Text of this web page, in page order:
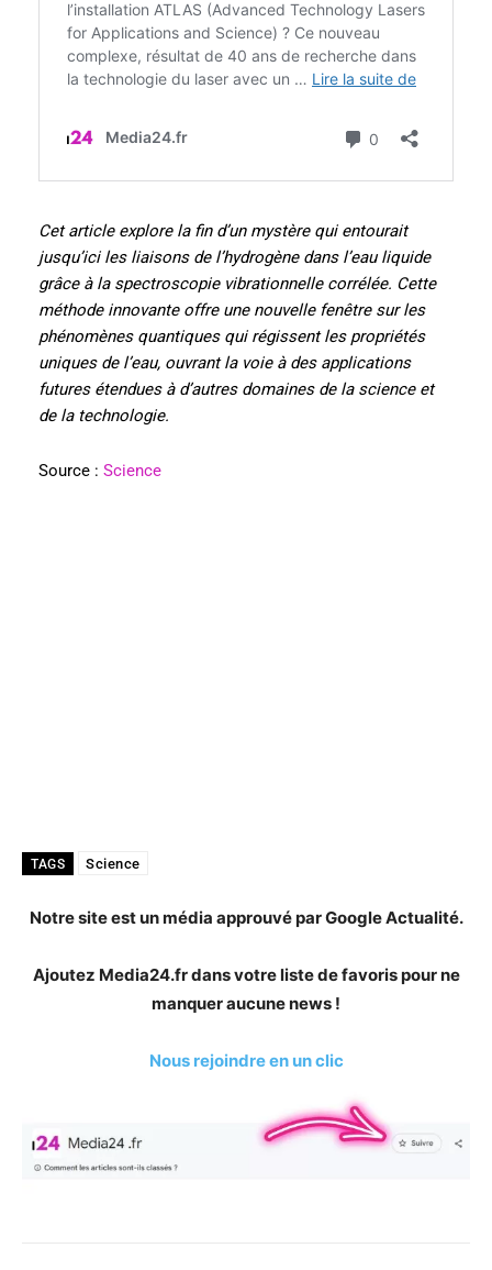
Cet article explore la fin d’un mystère qui entourait
jusqu’ici les liaisons de l’hydrogène dans l’eau liquide
grâce à la spectroscopie vibrationnelle corrélée. Cette
méthode innovante offre une nouvelle fenêtre sur les
phénomènes quantiques qui régissent les propriétés
uniques de l’eau, ouvrant la voie à des applications
futures étendues à d’autres domaines de la science et
de la technologie.
Source : Science
TAGS Science
Notre site est un média approuvé par Google Actualité.
Ajoutez Media24.fr dans votre liste de favoris pour ne
manquer aucune news !
Nous rejoindre en un clic